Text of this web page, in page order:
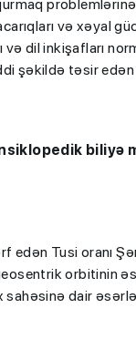
və xəyal
dil inkişafları
şəkildə təsir
biliyə
edən Tusi oranı
orbitinin
dair